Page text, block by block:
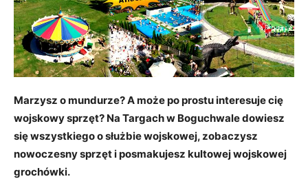
Marzysz o mundurze? A może po prostu interesuje cię
wojskowy sprzęt? Na Targach w Boguchwale dowiesz
się wszystkiego o służbie wojskowej, zobaczysz
nowoczesny sprzęt i posmakujesz kultowej wojskowej
grochówki.